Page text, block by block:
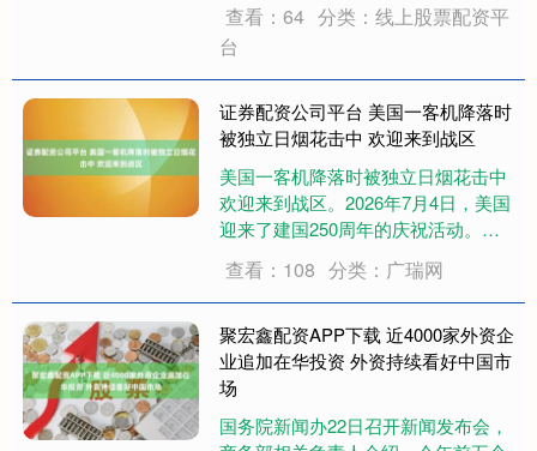
储量，而中国作为全球最大的镍消费
国，超过九成的原料依赖进口。过去
十年间，中资在印尼镍产业直接投资
超过14....
查看：64 分类：线上股票配资平
台
证券配资公司平台 美国一客机降落时
被独立日烟花击中 欢迎来到战区
美国一客机降落时被独立日烟花击中
欢迎来到战区。2026年7月4日，美国
迎来了建国250周年的庆祝活动。这
一天，烟花照亮了夜空，但也差点引
发了一场灾难。 当晚8点30分左右，
达美航空1076航班正在准备降落芝加
哥米德韦国际机场。飞机正处于进....
查看：108 分类：广瑞网
聚宏鑫配资APP下载 近4000家外资企
业追加在华投资 外资持续看好中国市
场
国务院新闻办22日召开新闻发布会，